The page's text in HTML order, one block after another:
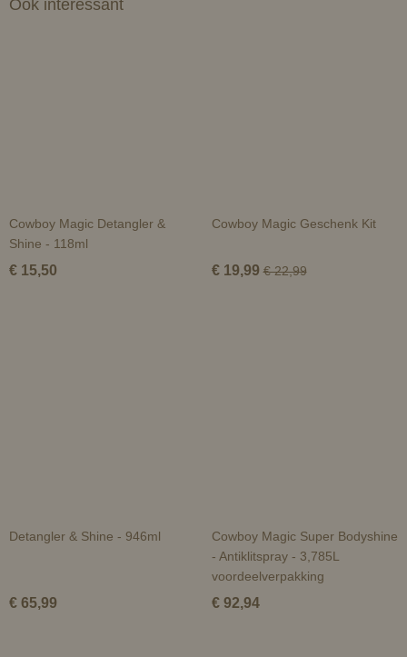
Ook interessant
Cowboy Magic Detangler &
Shine - 118ml
€ 15,50
Cowboy Magic Geschenk Kit
€ 19,99 € 22,99
Detangler & Shine - 946ml
€ 65,99
Cowboy Magic Super Bodyshine
- Antiklitspray - 3,785L
voordeelverpakking
€ 92,94